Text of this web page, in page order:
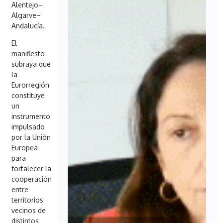
Alentejo–
Algarve–
Andalucía.
El
manifiesto
subraya que
la
Eurorregión
constituye
un
instrumento
impulsado
por la Unión
Europea
para
fortalecer la
cooperación
entre
territorios
vecinos de
distintos